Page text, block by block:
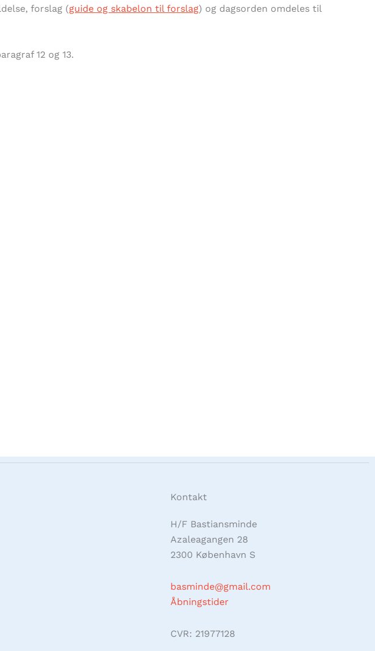
forslag (guide og skabelon til forslag) og dagsorden omdeles til
12 og 13.
Kontakt
H/F Bastiansminde
Azaleagangen 28
2300 København S
basminde@gmail.com
Åbningstider
CVR: 21977128